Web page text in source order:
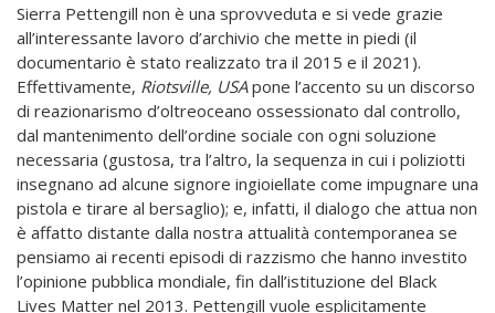
Sierra Pettengill non è una sprovveduta e si vede grazie
all’interessante lavoro d’archivio che mette in piedi (il
documentario è stato realizzato tra il 2015 e il 2021).
Effettivamente, Riotsville, USApone l’accento su un discorso
di reazionarismo d’oltreoceano ossessionato dal controllo,
dal mantenimento dell’ordine sociale con ogni soluzione
necessaria (gustosa, tra l’altro, la sequenza in cui i poliziotti
insegnano ad alcune signore ingioiellate come impugnare una
pistola e tirare al bersaglio); e, infatti, il dialogo che attua non
è affatto distante dalla nostra attualità contemporanea se
pensiamo ai recenti episodi di razzismo che hanno investito
l’opinione pubblica mondiale, fin dall’istituzione del Black
Lives Matter nel 2013. Pettengill vuole esplicitamente